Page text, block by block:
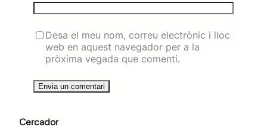
Desa el meu nom, correu electrònic i lloc
web en aquest navegador per a la
pròxima vegada que comenti.
Cercador